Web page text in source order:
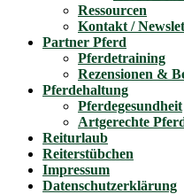
Ressourcen
Kontakt /
Partner Pferd
Pferdetraining
Rezensionen &
Pferdehaltung
Pferdegesundheit
Artgerechte
Reiturlaub
Reiterstübchen
Impressum
Datenschutzerklärung